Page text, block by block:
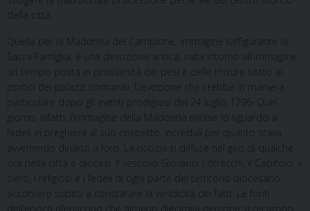
della città.
Quella per la Madonna del
Campione
, immagine raffigurante la
Sacra Famiglia, è una devozione antica, nata intorno all’immagine
un tempo posta in prossimità dei pesi e delle misure sotto ai
portici dei palazzi comunali. Devozione che crebbe in maniera
particolare dopo gli eventi prodigiosi del 24 luglio 1796. Quel
giorno, infatti, l’immagine della Madonna rivolse lo sguardo ai
fedeli in preghiera al suo cospetto, increduli per quanto stava
avvenendo dinanzi a loro. La notizia si diffuse nel giro di qualche
ora nella città e diocesi. Il vescovo Giovanni Lotrecchi, il Capitolo, il
clero, i religiosi e i fedeli di ogni parte del territorio diocesano
accorsero subito a constatare la veridicità dei fatti. Le fonti